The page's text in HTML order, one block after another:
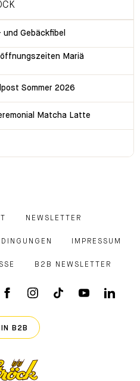
Gebäckfibel
Mariä
Sommer 2026
Matcha Latte
NEWSLETTER
IMPRESSUM
B2B NEWSLETTER
FACEBOOK APP
INSTAGRAM
TIKTOKYOUTUBE
B2B